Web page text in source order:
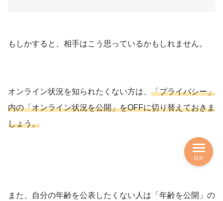
もしかすると、相手はこう思っているかもしれません。
オンライン状況を知られたくない方は、 「プライバシー」
内の「オンライン状況を公開」をOFFに切り替えておきま
しょう。
また、自分の年齢を公表したくない人は「年齢を公開」の
目次